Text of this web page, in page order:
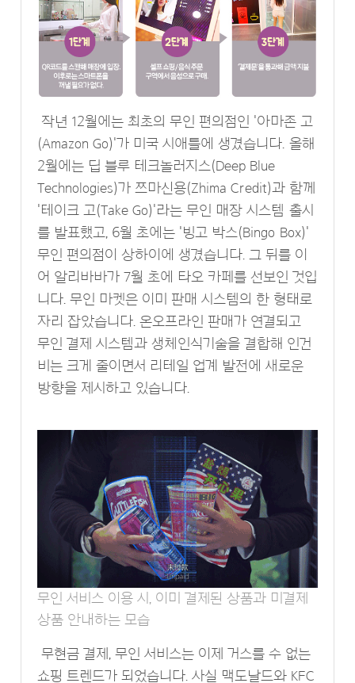
작년 12월에는 최초의 무인 편의점인 '아마존 고
(Amazon Go)'가 미국 시애틀에 생겼습니다. 올해
2월에는 딥 블루 테크놀러지스(Deep Blue
Technologies)가 쯔마신용(Zhima Credit)과 함께
'테이크 고(Take Go)'라는 무인 매장 시스템 출시
를 발표했고, 6월 초에는 '빙고 박스(Bingo Box)'
무인 편의점이 상하이에 생겼습니다. 그 뒤를 이
어 알리바바가 7월 초에 타오 카페를 선보인 것입
니다. 무인 마켓은 이미 판매 시스템의 한 형태로
자리 잡았습니다. 온오프라인 판매가 연결되고
무인 결제 시스템과 생체인식기술을 결합해 인건
비는 크게 줄이면서 리테일 업계 발전에 새로운
방향을 제시하고 있습니다.
무인 서비스 이용 시, 이미 결제된 상품과 미결제
상품 안내하는 모습
무현금 결제, 무인 서비스는 이제 거스를 수 없는
쇼핑 트렌드가 되었습니다. 사실 맥도날드와 KFC